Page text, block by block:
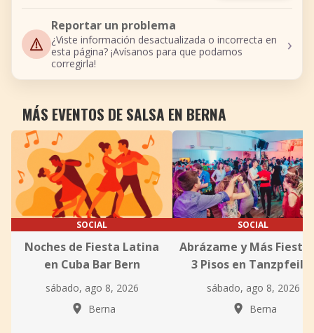
Reportar un problema
¿Viste información desactualizada o incorrecta en
esta página? ¡Avísanos para que podamos
corregirla!
›
MÁS EVENTOS DE SALSA EN BERNA
SOCIAL
Noches de Fiesta Latina
en Cuba Bar Bern
sábado, ago 8, 2026
Berna
SOCIAL
Abrázame y Más Fiesta
3 Pisos en
sábado, ago 8, 2026
Berna